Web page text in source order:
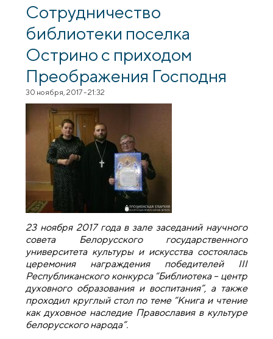
Сотрудничество
библиотеки поселка
Острино с приходом
Преображения Господня
30 ноября, 2017 - 21:32
23 ноября 2017 года в зале заседаний научного
совета Белорусского государственного
университета культуры и искусства состоялась
церемония награждения победителей ІІІ
Республиканского конкурса “Библиотека – центр
духовного образования и воспитания”, а также
проходил круглый стол по теме “Книга и чтение
как духовное наследие Православия в культуре
белорусского народа”.